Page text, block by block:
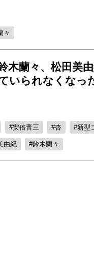
々
木蘭々、松田美
いられなくなっ
安倍晋三 杏 新型
由紀 鈴木蘭々